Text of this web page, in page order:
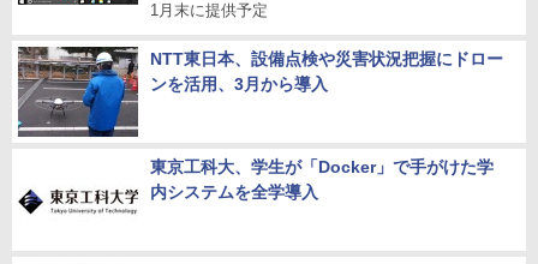
1月末に提供予定
NTT東日本、設備点検や災害状況把握にドロー
ンを活用、3月から導入
東京工科大、学生が「Docker」で手がけた学
内システムを全学導入